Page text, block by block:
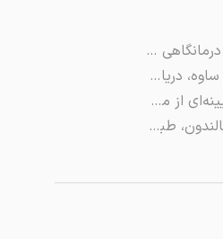
فعالیت ۲۳ نقطه درمانگاهی در مسیر نجف – کربلا
دریاچه سد الغدیر ساوه، دریاچه ای با آب و هوایی ناب
موزه ناخدا علی، آیینه‌ای از میراث گذشتگان در جزیره‌ی قشم!
تالاب سراندون و بالندون، طبیعتی دیدنی و بکر در شمال ایران